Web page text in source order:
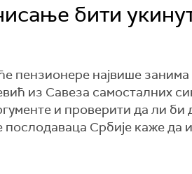
бити
пензионере највише
из Савеза самосталних
и проверити да ли би
послодаваца Србије каже да